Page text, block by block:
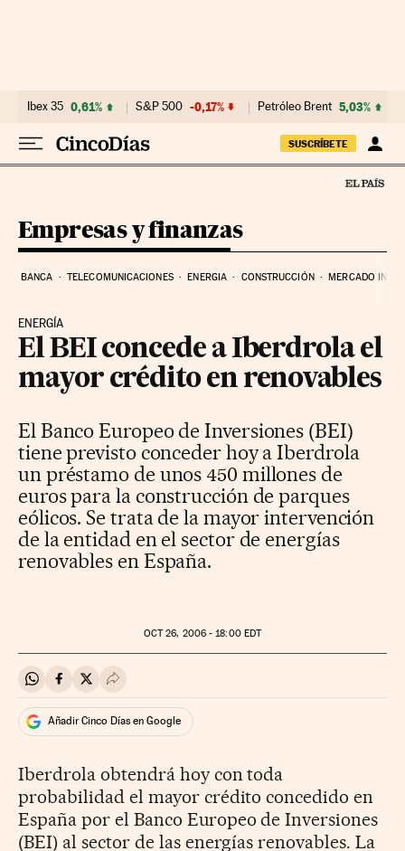
Ibex 35 0,61% S&P 500 -0,17% Petróleo Brent 5,03%
SUSCRÍBETE
Empresas y finanzas
BANCA TELECOMUNICACIONES ENERGIA CONSTRUCCIÓN MERCADO
ENERGÍA
El BEI concede a Iberdrola el
mayor crédito en renovables
El Banco Europeo de Inversiones (BEI)
tiene previsto conceder hoy a Iberdrola
un préstamo de unos 450 millones de
euros para la construcción de parques
eólicos. Se trata de la mayor intervención
de la entidad en el sector de energías
renovables en España.
OCT26, 2006 - 18:00EDT
Compartir en Whatsapp
Compartir en Facebook
Compartir en Twitter
Desplegar Redes Sociales
Añadir Cinco Días en Google
Iberdrola obtendrá hoy con toda
probabilidad el mayor crédito concedido en
España por el Banco Europeo de Inversiones
(BEI) al sector de las energías renovables. La